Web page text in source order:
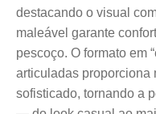
destacando o visual
maleável garante
pescoço. O formato em
articuladas proporciona
sofisticado, tornando a